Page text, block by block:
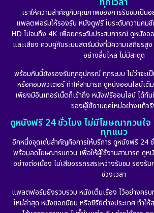
เราให้ความสำคัญกับคุณภาพของการรับชมเป็น
แพลตฟอร์มให้รองรับ หนังดูฟรี ในระดับความคม
HD ไปจนถึง 4K เพื่อยกระดับประสบการณ์ ดูหนังอ
และเสียง ควบคู่กับระบบสตรีมมิ่งที่มีความเสถียรสูง
อย่างลื่นไหล ไม่มีสะดุด
พร้อมกันนี้ยังรองรับทุกอุปกรณ์ ทุกระบบ ไม่ว่าจะเ
หรือคอมพิวเตอร์ ทำให้สามารถ ดูหนังออนไลน์เต็
เพียงมีอินเทอร์เน็ตก็เข้าถึง หนังฟรีออนไลน์ ได้ทั
ของผู้ใช้งานยุคใหม่อย่างแท้จ
ดูหนังฟรี 24 ชั่วโมง ไม่มีโฆษณากวนใจ
ทุกแนว
อีกหนึ่งจุดเด่นสำคัญคือการให้บริการ ดูหนังฟรี 24
พร้อมลดโฆษณารบกวน เพื่อให้ผู้ใช้งานสามารถ ดูห
อย่างต่อเนื่อง ไม่เสียอรรถรสระหว่างรับชม รองรั
ช่วงเวลา
แพลตฟอร์มยังรวบรวม หนังเต็มเรื่อง ไว้อย่างครบ
ใหม่ล่าสุด หนังยอดนิยม หรือซีรีย์ต่างประเทศ ทำใ